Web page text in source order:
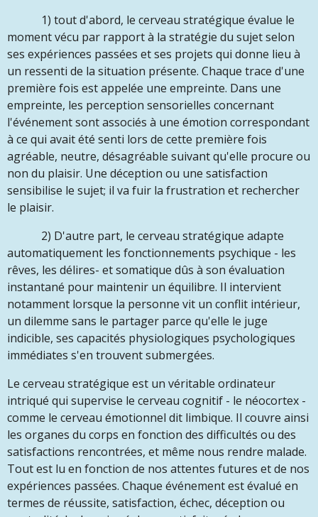
1) tout d'abord, le cerveau stratégique évalue le
moment vécu par rapport à la stratégie du sujet selon
ses expériences passées et ses projets qui donne lieu à
un ressenti de la situation présente. Chaque trace d'une
première fois est appelée une empreinte. Dans une
empreinte, les perception sensorielles concernant
l'événement sont associés à une émotion correspondant
à ce qui avait été senti lors de cette première fois
agréable, neutre, désagréable suivant qu'elle procure ou
non du plaisir. Une déception ou une satisfaction
sensibilise le sujet; il va fuir la frustration et rechercher
le plaisir.
2) D'autre part, le cerveau stratégique adapte
automatiquement les fonctionnements psychique - les
rêves, les délires- et somatique dûs à son évaluation
instantané pour maintenir un équilibre. Il intervient
notamment lorsque la personne vit un conflit intérieur,
un dilemme sans le partager parce qu'elle le juge
indicible, ses capacités physiologiques psychologiques
immédiates s'en trouvent submergées.
Le cerveau stratégique est un véritable ordinateur
intriqué qui supervise le cerveau cognitif - le néocortex -
comme le cerveau émotionnel dit limbique. Il couvre ainsi
les organes du corps en fonction des difficultés ou des
satisfactions rencontrées, et même nous rendre malade.
Tout est lu en fonction de nos attentes futures et de nos
expériences passées. Chaque événement est évalué en
termes de réussite, satisfaction, échec, déception ou